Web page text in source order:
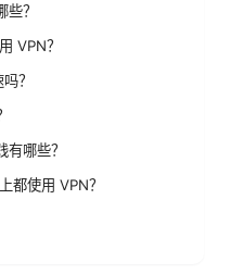
？
VPN？
？
哪些？
都使用 VPN？